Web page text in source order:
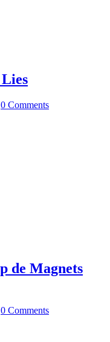
0 Comments
de Magnets
0 Comments